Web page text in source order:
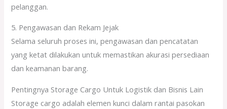
pelanggan.
5. Pengawasan dan Rekam Jejak
Selama seluruh proses ini, pengawasan dan pencatatan
yang ketat dilakukan untuk memastikan akurasi persediaan
dan keamanan barang.
Pentingnya Storage Cargo Untuk Logistik dan Bisnis Lain
Storage cargo adalah elemen kunci dalam rantai pasokan